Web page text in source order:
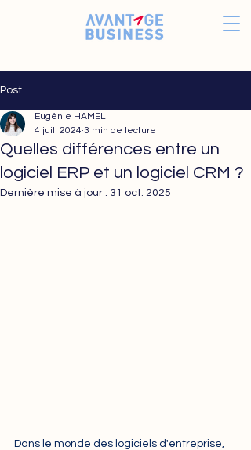
Post
Quelles différences entre un
logiciel ERP et un logiciel CRM ?
Eugénie HAMEL
4 juil. 2024 3 min de lecture
Dernière mise à jour : 31 oct. 2025
Dans le monde des logiciels d'entreprise,